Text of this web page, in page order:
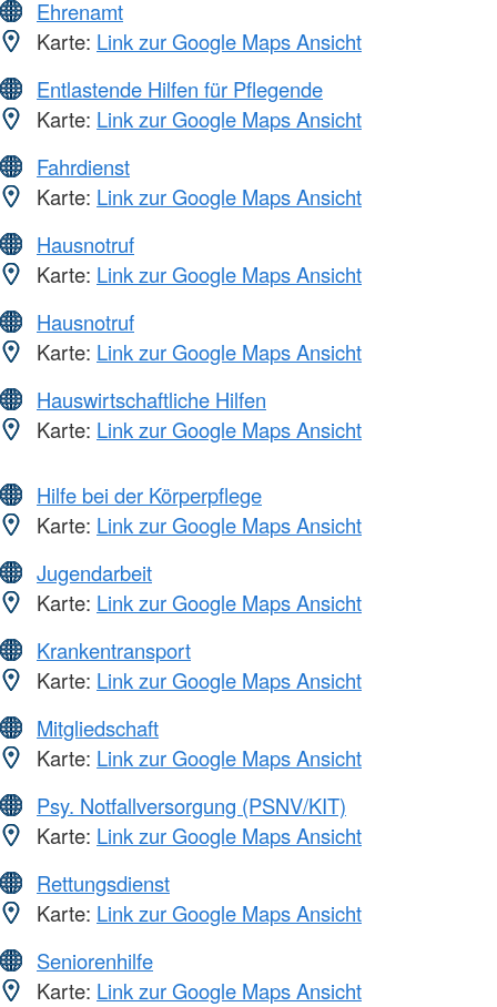
Ehrenamt
Karte: Link zur Google Maps Ansicht
Entlastende Hilfen für Pflegende
Karte: Link zur Google Maps Ansicht
Fahrdienst
Karte: Link zur Google Maps Ansicht
Hausnotruf
Karte: Link zur Google Maps Ansicht
Hausnotruf
Karte: Link zur Google Maps Ansicht
Hauswirtschaftliche Hilfen
Karte: Link zur Google Maps Ansicht
Hilfe bei der Körperpflege
Karte: Link zur Google Maps Ansicht
Jugendarbeit
Karte: Link zur Google Maps Ansicht
Krankentransport
Karte: Link zur Google Maps Ansicht
Mitgliedschaft
Karte: Link zur Google Maps Ansicht
Psy. Notfallversorgung (PSNV/KIT)
Karte: Link zur Google Maps Ansicht
Rettungsdienst
Karte: Link zur Google Maps Ansicht
Seniorenhilfe
Karte: Link zur Google Maps Ansicht